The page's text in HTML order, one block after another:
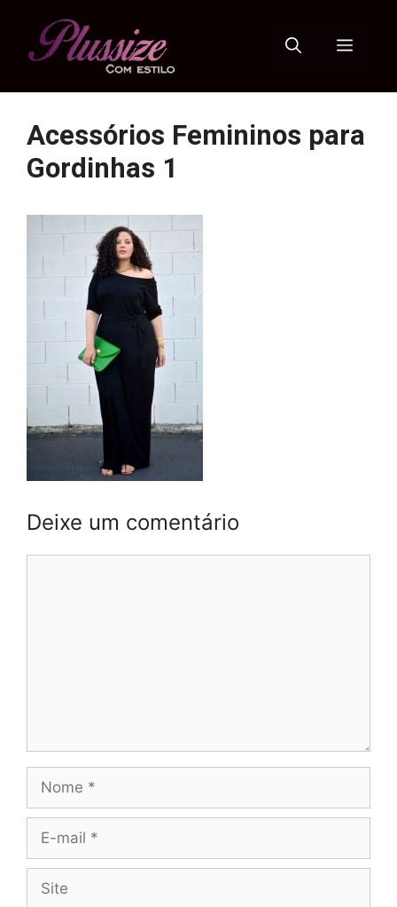
Menu
Acessórios Femininos para
Gordinhas 1
Deixe um comentário
mail